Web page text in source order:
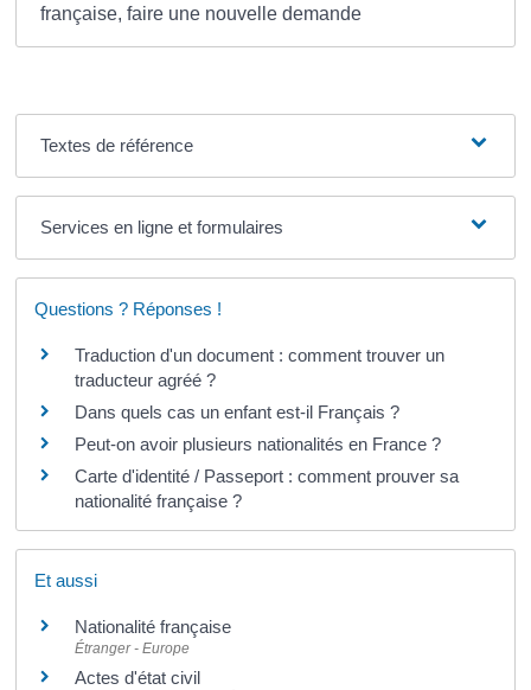
française, faire une nouvelle demande
Textes de référence
Services en ligne et formulaires
Questions ? Réponses !
Traduction d'un document : comment trouver un
traducteur agréé ?
Dans quels cas un enfant est-il Français ?
Peut-on avoir plusieurs nationalités en France ?
Carte d'identité / Passeport : comment prouver sa
nationalité française ?
Et aussi
Nationalité française
Étranger - Europe
Actes d'état civil